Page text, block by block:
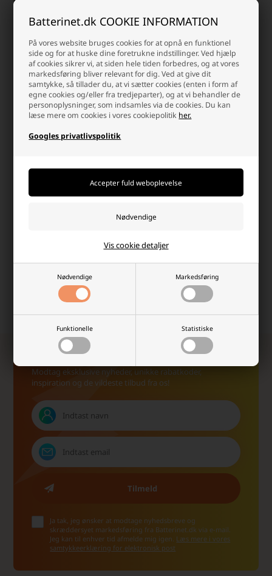
Batterinet.dk COOKIE INFORMATION
På vores website bruges cookies for at opnå en funktionel
side og for at huske dine foretrukne indstillinger. Ved hjælp
af cookies sikrer vi, at siden hele tiden forbedres, og at vores
markedsføring bliver relevant for dig. Ved at give dit
samtykke, så tillader du, at vi sætter cookies (enten i form af
egne cookies og/eller fra tredjeparter), og at vi behandler de
personoplysninger, som indsamles via de cookies. Du kan
læse mere om cookies i vores cookiepolitik her.
Googles privatlivspolitik
Nødvendige Markedsføring
Funktionelle Statistiske
Vis cookie detaljer
kategori:Urbatterier.
Hvorfor handle hos batterinet?
Der er mange gode grunde, men her er et par
sendes samme dag.
Høj kundetilfredshed
Vi værdsætter en god
shopping-oplevelse, og det
kan mærkes!
Fri fragt over 499,-
Altid hurtig levering med
dag til dag.
Modtag eksklusive nyheder, unikke rabatkoder,
inspiration og de vildeste tilbud fra os!
Ja tak, jeg ønsker at modtage nyhedsbreve og
skræddersyet markedsføring fra Batterinet.dk via e-mail.
Jeg kan til enhver tid afmelde mig igen. Læs mere i vores
samtykkeerklæring for elektronisk post